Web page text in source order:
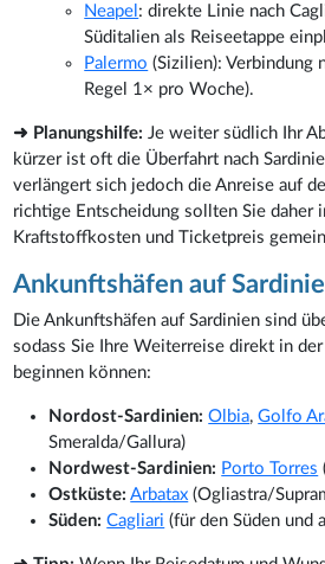
Neapel : direkte Linie nach
Süditalien als Reiseetappe
Palermo (Sizilien): Verbindung
Regel 1× pro Woche).
➜ Planungshilfe: Je weiter südlich Ihr
kürzer ist oft die Überfahrt nach
verlängert sich jedoch die Anreise auf
richtige Entscheidung sollten Sie daher
Kraftstoffkosten und Ticketpreis
Ankunftshäfen auf
Die Ankunftshäfen auf Sardinien sind
sodass Sie Ihre Weiterreise direkt in
beginnen können:
Nordost-Sardinien: Olbia,Golfo
Smeralda/Gallura)
Nordwest-Sardinien: Porto Torres
Ostküste: Arbatax (Ogliastra/
Süden: Cagliari (für den Süden und